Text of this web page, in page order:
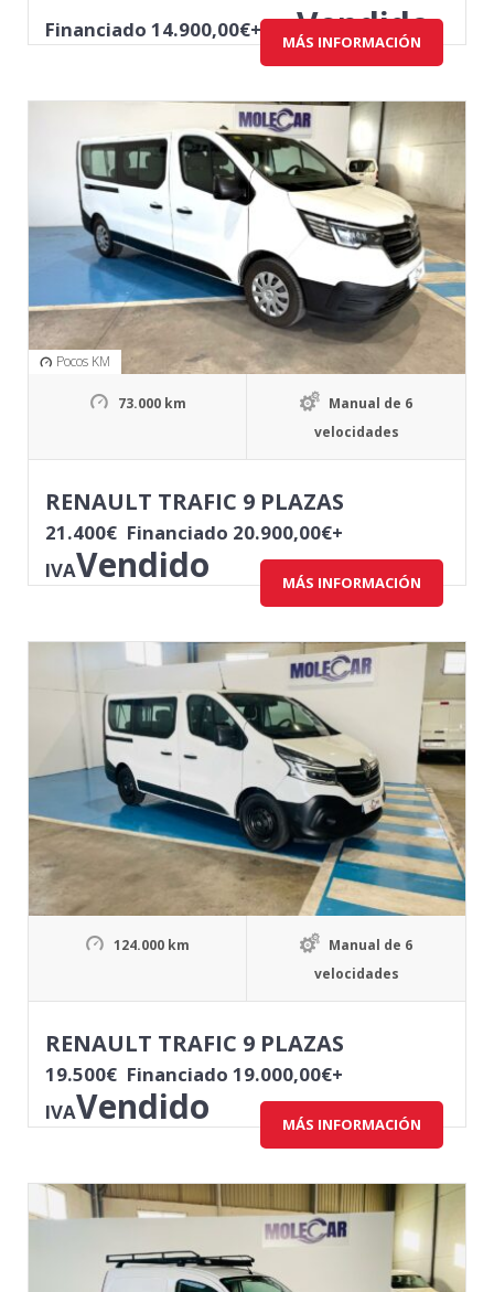
Financiado 14.900,00€+ IVA Vendido
MÁS INFORMACIÓN
Pocos KM
73.000 km
Manual de 6
velocidades
RENAULT TRAFIC 9 PLAZAS
21.400€ Financiado 20.900,00€+
IVAVendido MÁS INFORMACIÓN
124.000 km
Manual de 6
velocidades
RENAULT TRAFIC 9 PLAZAS
19.500€ Financiado 19.000,00€+
IVAVendido MÁS INFORMACIÓN